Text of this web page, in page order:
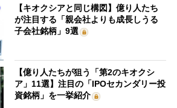
【キオクシアと同じ構図】億り人たち
が注目する「親会社よりも成長しうる
子会社銘柄」9選
【億り人たちが狙う「第2のキオクシ
ア」11選】注目の「IPOセカンダリー投
資銘柄」を一挙紹介